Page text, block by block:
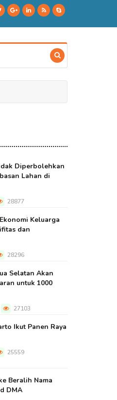
Diperbolehkan
Lahan di
28877
Keluarga
dan
28296
Selatan Akan
untuk 1000
27103
Ikut Panen Raya
25559
Beralih Nama
DMA